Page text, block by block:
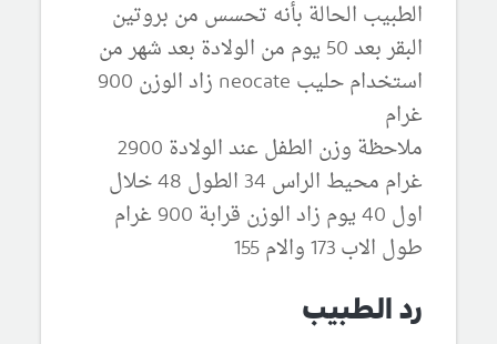
الطبيب الحالة بأنه تحسس من بروتين
البقر بعد 50 يوم من الولادة بعد شهر من
استخدام حليب neocate زاد الوزن 900
غرام
ملاحظة وزن الطفل عند الولادة 2900
غرام محيط الراس 34 الطول 48 خلال
اول 40 يوم زاد الوزن قرابة 900 غرام
طول الاب 173 والام 155
رد الطبيب